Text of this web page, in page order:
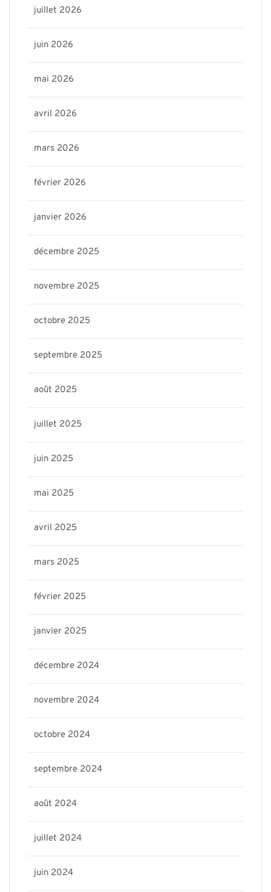
juillet 2026
juin 2026
mai 2026
avril 2026
mars 2026
février 2026
janvier 2026
décembre 2025
novembre 2025
octobre 2025
septembre 2025
août 2025
juillet 2025
juin 2025
mai 2025
avril 2025
mars 2025
février 2025
janvier 2025
décembre 2024
novembre 2024
octobre 2024
septembre 2024
août 2024
juillet 2024
juin 2024